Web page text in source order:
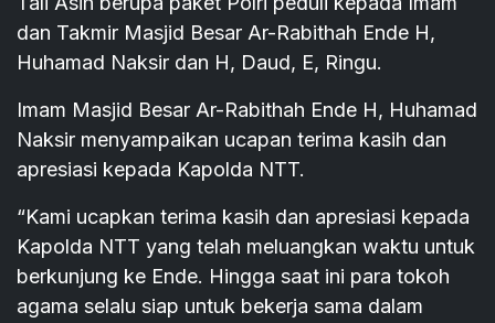
dan Takmir Masjid Besar Ar-Rabithah Ende H,
Huhamad Naksir dan H, Daud, E, Ringu.
Imam Masjid Besar Ar-Rabithah Ende H, Huhamad
Naksir menyampaikan ucapan terima kasih dan
apresiasi kepada Kapolda NTT.
“Kami ucapkan terima kasih dan apresiasi kepada
Kapolda NTT yang telah meluangkan waktu untuk
berkunjung ke Ende. Hingga saat ini para tokoh
agama selalu siap untuk bekerja sama dalam